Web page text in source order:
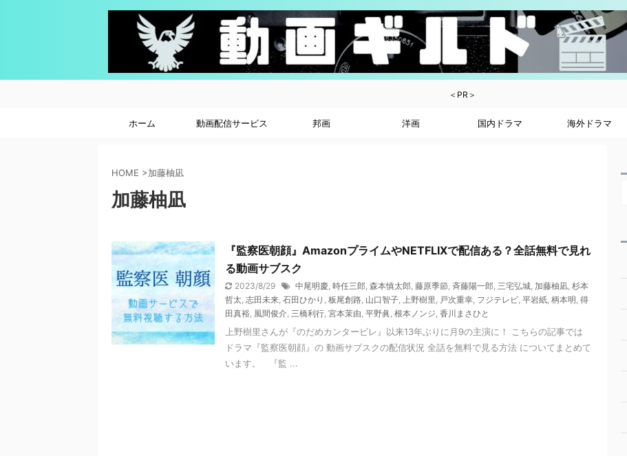
＜PR＞
ホーム 動画配信サービス 邦画 洋画 国内ドラマ 海外ドラマ
HOME >加藤柚凪
加藤柚凪
『監察医朝顔』AmazonプライムやNETFLIXで配信ある？全話無料で見れ
る動画サブスク
2023/8/29 中尾明慶, 時任三郎, 森本慎太郎, 藤原季節, 斉藤陽一郎, 三宅弘城, 加藤柚凪, 杉本
哲太, 志田未来, 石田ひかり , 板尾創路, 山口智子, 上野樹里 , 戸次重幸, フジテレビ, 平岩紙, 柄本明, 得
田真裕, 風間俊介, 三橋利行, 宮本茉由, 平野眞, 根本ノンジ, 香川まさひと
上野樹里さんが『のだめカンタービレ』以来13年ぶりに月9の主演に！ こちらの記事では
ドラマ『監察医朝顔』の 動画サブスクの配信状況 全話を無料で見る方法 についてまとめて
います。 『監 ...